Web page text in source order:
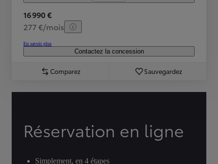
16 990 €
277 €/mois
En savoir plus
Contactez la concession
Comparez Sauvegardez
Réservation en ligne
Simplement, en 4 étapes